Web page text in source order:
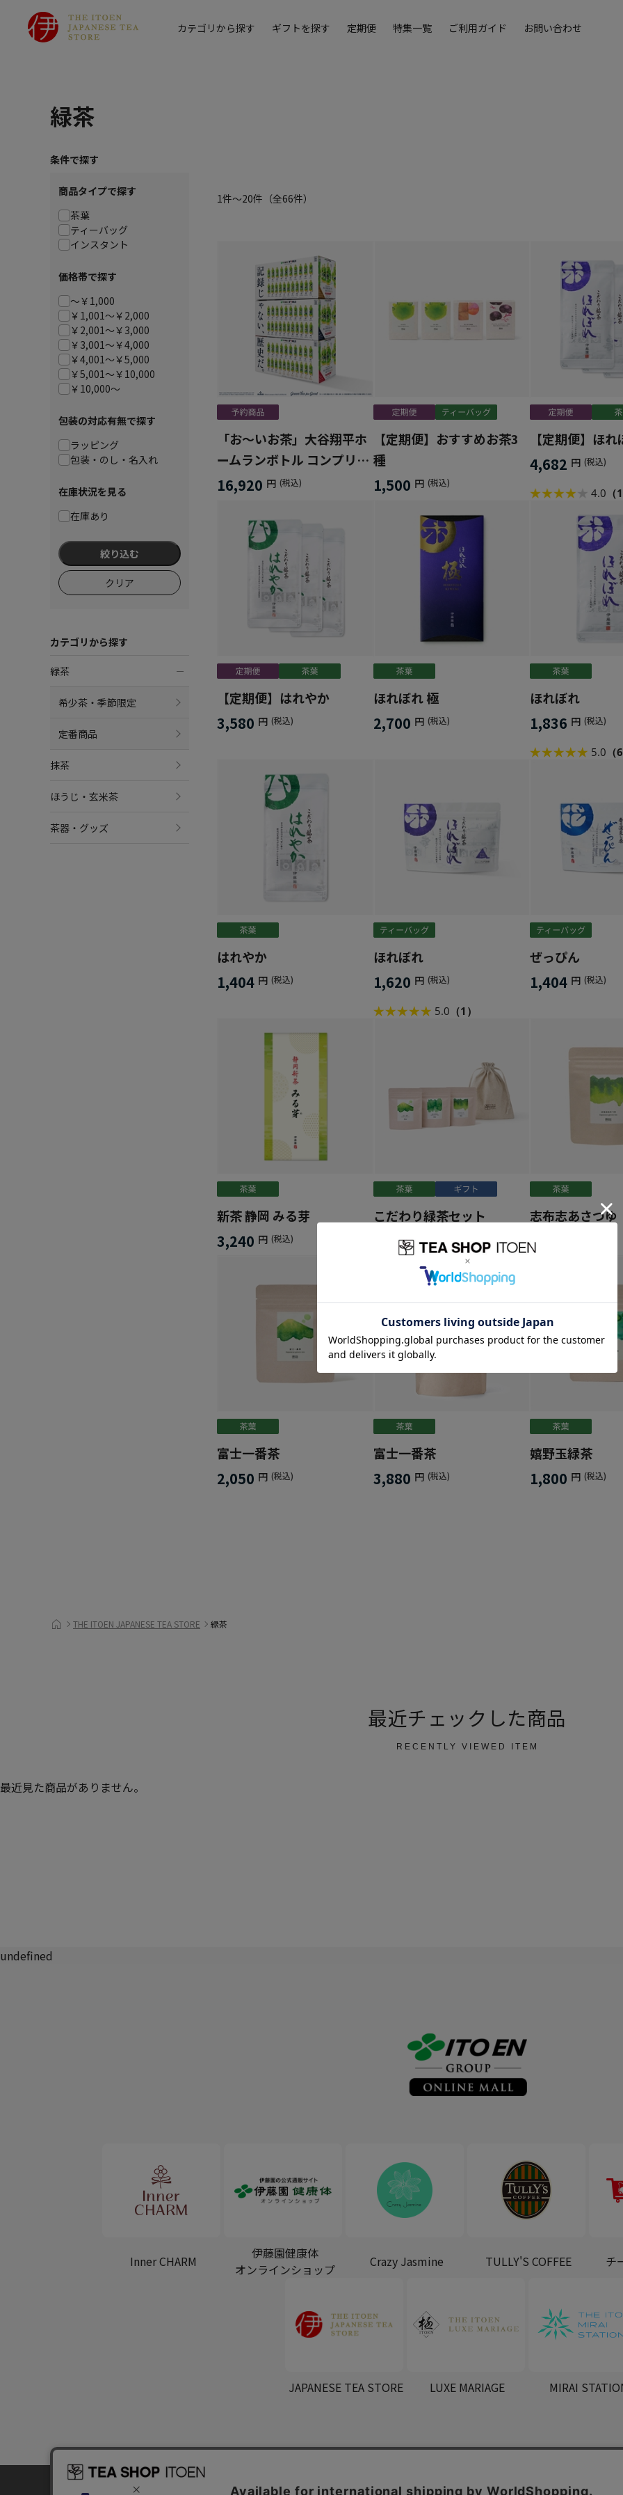
カテゴリから探す ギフトを探す 定期便 特集一覧 ご利用ガイド お問い合わせ
緑茶
条件で探す
商品タイプで探す
茶葉
ティーバッグ
インスタント
価格帯で探す
～￥1,000
￥1,001～￥2,000
￥2,001～￥3,000
￥3,001～￥4,000
￥4,001～￥5,000
￥5,001～￥10,000
￥10,000～
包装の対応有無で探す
ラッピング
包装・のし・名入れ
在庫状況を見る
在庫あり
絞り込む
クリア
カテゴリから探す
緑茶
希少茶・季節限定
定番商品
抹茶
ほうじ・玄米茶
茶器・グッズ
1件～20件 （全66件）
「お～いお茶」大谷翔平ホ
ームランボトル コンプリー
トBOX
16,920 円 (税込)
【定期便】おすすめお茶3
種
1,500 円 (税込)
【定期便】ほれ
4,682 円 (税込)
4.0
【定期便】はれやか
3,580 円 (税込)
ほれぼれ 極
2,700 円 (税込)
ほれぼれ
1,836 円 (税込)
5.0
はれやか
1,404 円 (税込)
ほれぼれ
1,620 円 (税込)
5.0 （1）
ぜっぴん
1,404 円 (税込)
新茶 静岡 みる芽
3,240 円 (税込)
こだわり緑茶セット
4,100 円
志布志あさつゆ
1,150
富士一番茶
2,050 円 (税込)
富士一番茶
3,880 円 (税込)
嬉野玉緑茶
1,800 円 (税込)
THE ITOEN JAPANESE TEA STORE 緑茶
最近チェックした商品
RECENTLY VIEWED ITEM
最近見た商品がありません。
undefined
Inner CHARM
伊藤園健康体
オンラインショップ
Crazy Jasmine TULLY'S COFFEE チ
JAPANESE TEA STORE LUXE MARIAGE MIRAI